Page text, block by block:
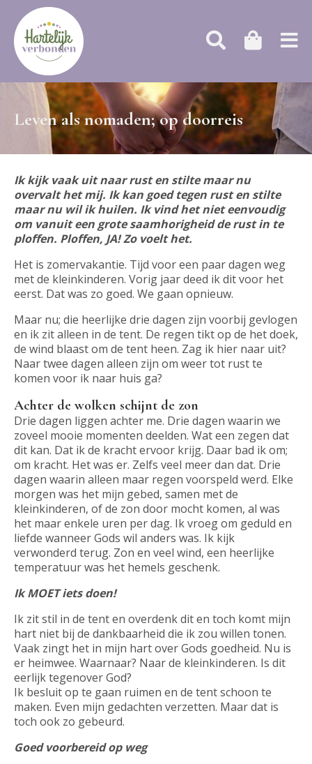
Leven als nomaden; op doorreis
Ik kijk vaak uit naar rust en stilte maar nu
overvalt het mij. Ik kan goed tegen rust en stilte
maar nu wil ik huilen. Ik vind het niet eenvoudig
om vanuit een grote saamhorigheid de rust in te
ploffen. Ploffen, JA! Zo voelt het.
Het is zomervakantie. Tijd voor een paar dagen weg
met de kleinkinderen. Vorig jaar deed ik dit voor het
eerst. Dat was zo goed. We gaan opnieuw.
Maar nu; die heerlijke drie dagen zijn voorbij gevlogen
en ik zit alleen in de tent. De regen tikt op de het doek,
de wind blaast om de tent heen. Zag ik hier naar uit?
Naar twee dagen alleen zijn om weer tot rust te
komen voor ik naar huis ga?
Achter de wolken schijnt de zon
Drie dagen liggen achter me. Drie dagen waarin we
zoveel mooie momenten deelden. Wat een zegen dat
dit kan. Dat ik de kracht ervoor krijg. Daar bad ik om;
om kracht. Het was er. Zelfs veel meer dan dat. Drie
dagen waarin alleen maar regen voorspeld werd. Elke
morgen was het mijn gebed, samen met de
kleinkinderen, of de zon door mocht komen, al was
het maar enkele uren per dag. Ik vroeg om geduld en
liefde wanneer Gods wil anders was. Ik kijk
verwonderd terug. Zon en veel wind, een heerlijke
temperatuur was het hemels geschenk.
Ik MOET iets doen!
Ik zit stil in de tent en overdenk dit en toch komt mijn
hart niet bij de dankbaarheid die ik zou willen tonen.
Vaak zingt het in mijn hart over Gods goedheid. Nu is
er heimwee. Waarnaar? Naar de kleinkinderen. Is dit
eerlijk tegenover God?
Ik besluit op te gaan ruimen en de tent schoon te
maken. Even mijn gedachten verzetten. Maar dat is
toch ook zo gebeurd.
Goed voorbereid op weg